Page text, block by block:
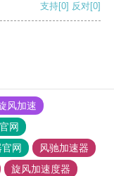
支持[0] 反对[0]
风加速
网
网
风驰加速器
旋风加速度器